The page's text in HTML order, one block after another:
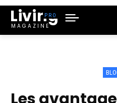
Living
MAGAZINE